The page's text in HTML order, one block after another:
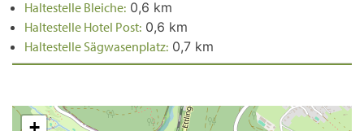
Haltestelle Bleiche: 0,6 km
Haltestelle Hotel Post: 0,6 km
Haltestelle Sägwasenplatz: 0,7 km